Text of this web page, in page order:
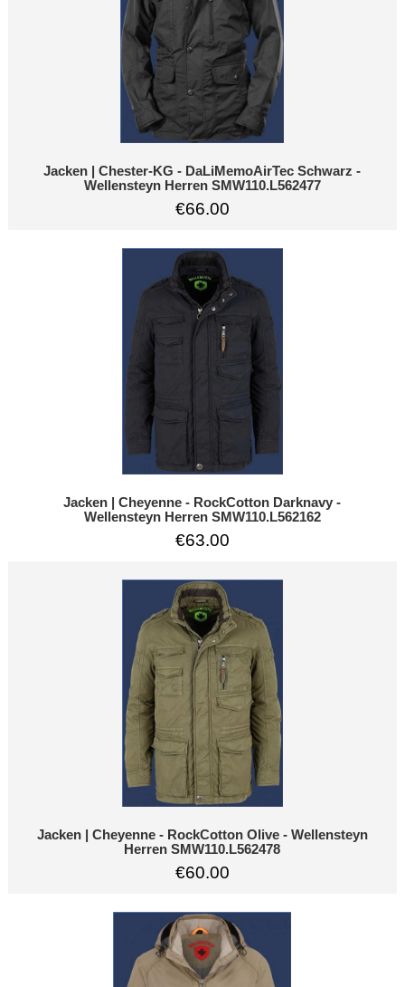
Jacken | Chester-KG - DaLiMemoAirTec Schwarz -
Wellensteyn Herren SMW110.L562477
€66.00
Jacken | Cheyenne - RockCotton Darknavy -
Wellensteyn Herren SMW110.L562162
€63.00
Jacken | Cheyenne - RockCotton Olive - Wellensteyn
Herren SMW110.L562478
€60.00